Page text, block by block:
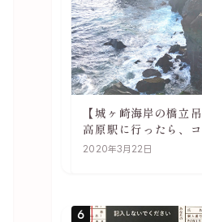
【城ヶ崎海岸の橋立
高原駅に行ったら、
ず訪れてほしい
2020年3月22日
6